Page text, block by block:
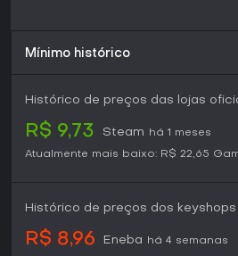
Mínimo histórico
Histórico de preços das lojas
R$ 9,73 Steam
há 1 meses
Atualmente mais baixo: R$ 22,65
Histórico de preços dos keyshops
R$ 8,96 Eneba
há 4 semanas